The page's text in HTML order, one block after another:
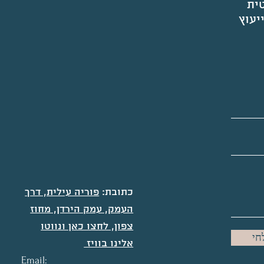
כתובת: פוריה עילית, דרך
העמק, עמק הירדן, מחוז
צפון, לחצו כאן ונווטו
אלינו בוויז
Email: